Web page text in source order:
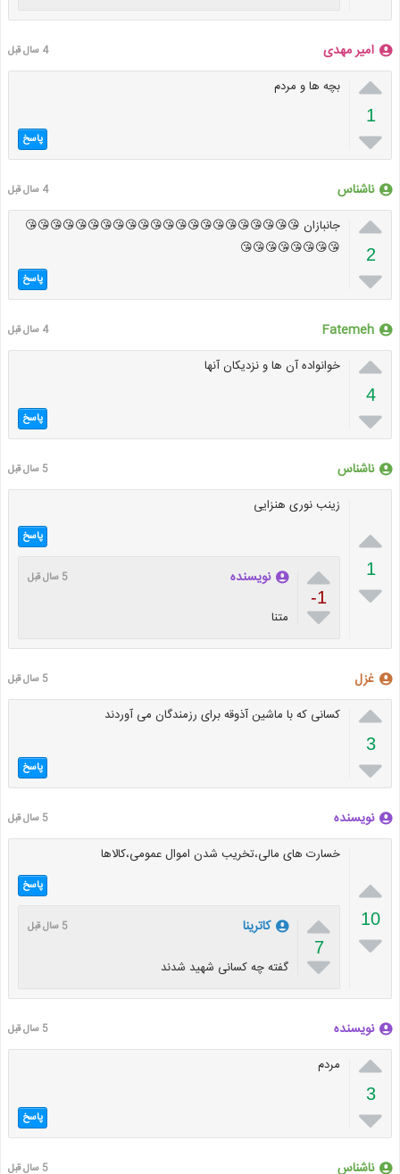
امیر مهدی 4 سال قبل

1

بچه ها و مردم
پاسخ
ناشناس 4 سال قبل

2

جانبازان 😘😘😘😘😘😘😘😘😘😘😘😘😘😘😘😘😘😘😘😘😘😘
😘😘😘😘😘😘😘😘
پاسخ
Fatemeh 4 سال قبل

4

خوانواده آن ها و نزدیکان آنها
پاسخ
ناشناس 5 سال قبل

1

زینب نوری هنزایی
پاسخ

-1

نویسنده 5 سال قبل
متنا
غزل 5 سال قبل

3

کسانی که با ماشین آذوقه برای رزمندگان می آوردند
پاسخ
نویسنده 5 سال قبل

10

خسارت های مالی،تخریب شدن اموال عمومی،کالاها
پاسخ

7

کاترینا 5 سال قبل
گفته چه کسانی شهید شدند
نویسنده 5 سال قبل

3

مردم
پاسخ
ناشناس 5 سال قبل